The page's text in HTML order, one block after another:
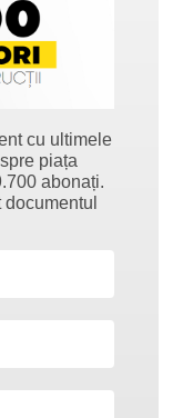
cu ultimele
piața
abonați.